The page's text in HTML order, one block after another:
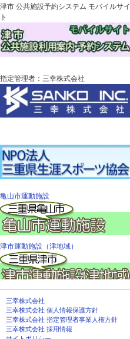
津市 公共施設予約システム モバイルサイ
ト
指定管理者：三幸株式会社